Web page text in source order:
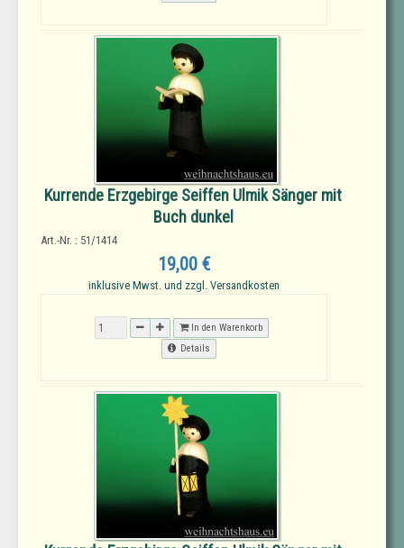
Kurrende Erzgebirge Seiffen Ulmik Sänger mit
Buch dunkel
Art.-Nr. : 51/1414
19,00 €
inklusive Mwst. und zzgl. Versandkosten
In den Warenkorb
Details